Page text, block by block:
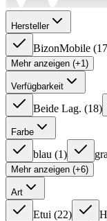
Hersteller
BizonMobile (17
Mehr anzeigen (+1)
Verfügbarkeit
Beide Lag. (18)
Farbe
blau (1)
Mehr anzeigen (+6)
Art
Etui (22)